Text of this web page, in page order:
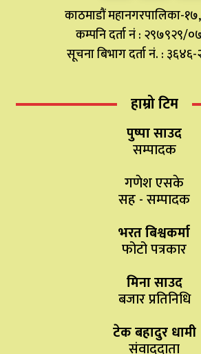
काठमाडौं महानगरपालिका-
कम्पनि दर्ता नं : २९७९२९/
सूचना बिभाग दर्ता नं. :
हाम्रो टिम
पुष्पा साउद
सम्पादक
गणेश एसके
सह - सम्पादक
भरत बिश्वकर्मा
फोटो पत्रकार
मिना साउद
बजार प्रतिनिधि
टेक बहादुर धामी